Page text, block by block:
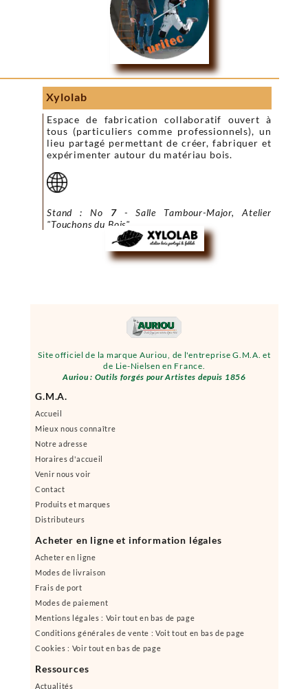
Site officiel de la marque Auriou, de l'entreprise G.M.A. et
de Lie-Nielsen en France.
Auriou : Outils forgés pour Artistes depuis 1856
G.M.A.
Accueil
Mieux nous connaître
Notre adresse
Horaires d'accueil
Venir nous voir
Contact
Produits et marques
Distributeurs
Acheter en ligne et information légales
Acheter en ligne
Modes de livraison
Frais de port
Modes de paiement
Mentions légales : Voir tout en bas de page
Conditions générales de vente : Voit tout en bas de page
Cookies : Voir tout en bas de page
Ressources
Actualités
Xylolab
Espace de fabrication collaboratif ouvert à
tous (particuliers comme professionnels), un
lieu partagé permettant de créer, fabriquer et
expérimenter autour du matériau bois.
Stand : No 7- Salle Tambour-Major, Atelier
"Touchons du Bois"